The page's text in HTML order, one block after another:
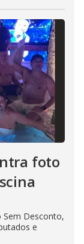
foto
Sem Desconto,
e